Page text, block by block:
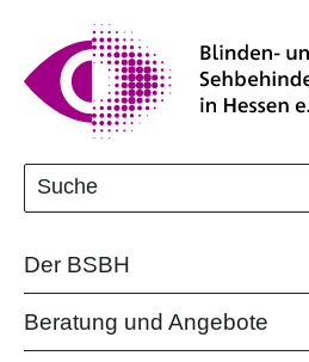
Der BSBH
Beratung und Angebote